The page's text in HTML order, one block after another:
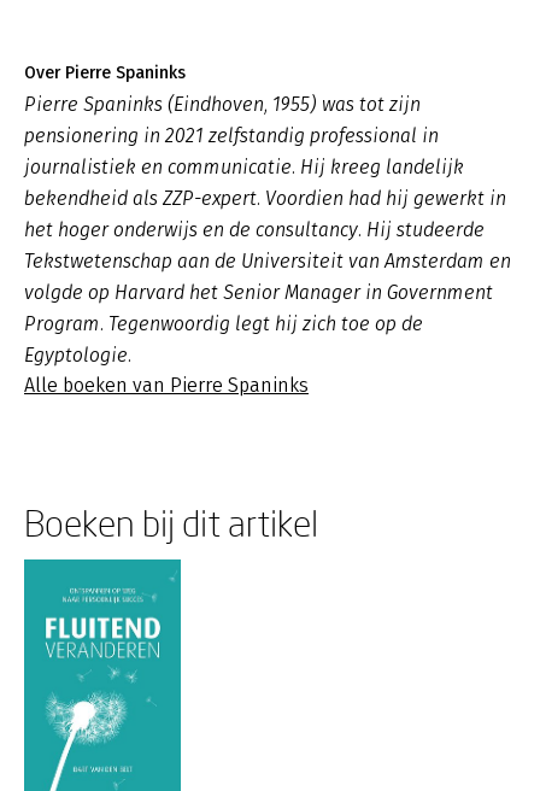
Over Pierre Spaninks
Pierre Spaninks (Eindhoven, 1955) was tot zijn
pensionering in 2021 zelfstandig professional in
journalistiek en communicatie. Hij kreeg landelijk
bekendheid als ZZP-expert. Voordien had hij gewerkt in
het hoger onderwijs en de consultancy. Hij studeerde
Tekstwetenschap aan de Universiteit van Amsterdam en
volgde op Harvard het Senior Manager in Government
Program. Tegenwoordig legt hij zich toe op de
Egyptologie.
Alle boeken van Pierre Spaninks
Boeken bij dit artikel